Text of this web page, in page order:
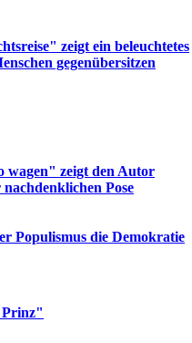
Populismus die Demokratie